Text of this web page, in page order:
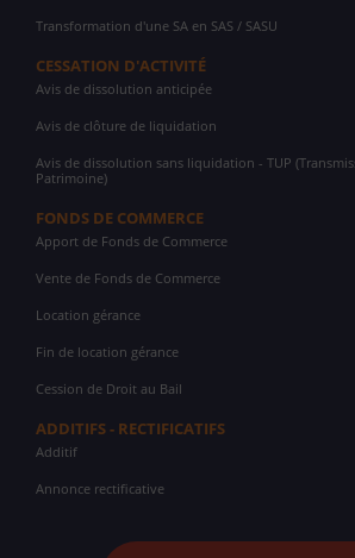
Transformation d'une SA en SAS / SASU
CESSATION D'ACTIVITÉ
Avis de dissolution anticipée
Avis de clôture de liquidation
Avis de dissolution sans liquidation - TUP
Patrimoine)
FONDS DE COMMERCE
Apport de Fonds de Commerce
Vente de Fonds de Commerce
Location gérance
Fin de location gérance
Cession de Droit au Bail
ADDITIFS - RECTIFICATIFS
Additif
Annonce rectificative